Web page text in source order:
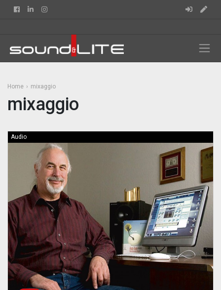
FacebookLinkedin
Home mixaggio
mixaggio
Audio